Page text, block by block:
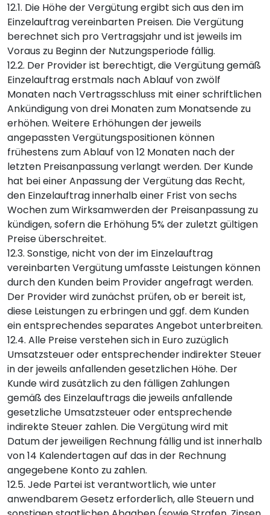
12.1. Die Höhe der Vergütung ergibt sich aus den im
Einzelauftrag vereinbarten Preisen. Die Vergütung
berechnet sich pro Vertragsjahr und ist jeweils im
Voraus zu Beginn der Nutzungsperiode fällig.
12.2. Der Provider ist berechtigt, die Vergütung gemäß
Einzelauftrag erstmals nach Ablauf von zwölf
Monaten nach Vertragsschluss mit einer schriftlichen
Ankündigung von drei Monaten zum Monatsende zu
erhöhen. Weitere Erhöhungen der jeweils
angepassten Vergütungspositionen können
frühestens zum Ablauf von 12 Monaten nach der
letzten Preisanpassung verlangt werden. Der Kunde
hat bei einer Anpassung der Vergütung das Recht,
den Einzelauftrag innerhalb einer Frist von sechs
Wochen zum Wirksamwerden der Preisanpassung zu
kündigen, sofern die Erhöhung 5% der zuletzt gültigen
Preise überschreitet.
12.3. Sonstige, nicht von der im Einzelauftrag
vereinbarten Vergütung umfasste Leistungen können
durch den Kunden beim Provider angefragt werden.
Der Provider wird zunächst prüfen, ob er bereit ist,
diese Leistungen zu erbringen und ggf. dem Kunden
ein entsprechendes separates Angebot unterbreiten.
12.4. Alle Preise verstehen sich in Euro zuzüglich
Umsatzsteuer oder entsprechender indirekter Steuer
in der jeweils anfallenden gesetzlichen Höhe. Der
Kunde wird zusätzlich zu den fälligen Zahlungen
gemäß des Einzelauftrags die jeweils anfallende
gesetzliche Umsatzsteuer oder entsprechende
indirekte Steuer zahlen. Die Vergütung wird mit
Datum der jeweiligen Rechnung fällig und ist innerhalb
von 14 Kalendertagen auf das in der Rechnung
angegebene Konto zu zahlen.
12.5. Jede Partei ist verantwortlich, wie unter
anwendbarem Gesetz erforderlich, alle Steuern und